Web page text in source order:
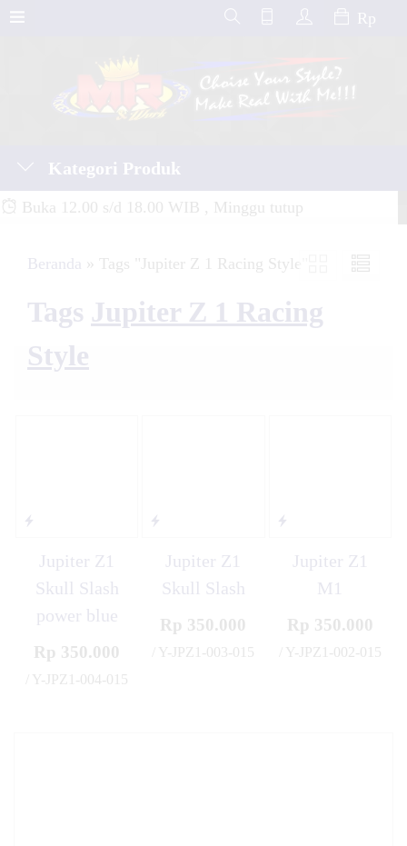
Rp
Kategori Produk
Buka 12.00 s/d 18.00 WIB , Minggu tutup
Beranda » Tags "Jupiter Z 1 Racing Style"
Tags Jupiter Z 1 Racing
Style
Jupiter Z1
Skull Slash
power blue
Rp 350.000
/ Y-JPZ1-004-015
Jupiter Z1
Skull Slash
Rp 350.000
/ Y-JPZ1-003-015
Jupiter Z1
M1
Rp 350.000
/ Y-JPZ1-002-015